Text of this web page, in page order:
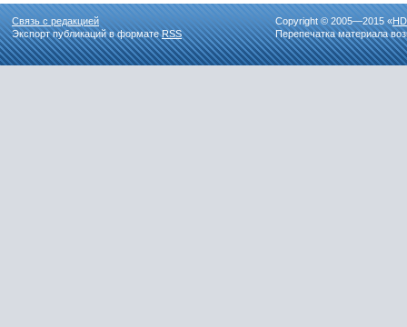
Связь с редакцией
Экспорт публикаций в форматеRSS
Copyright © 2005—2015 «
Перепечатка материала